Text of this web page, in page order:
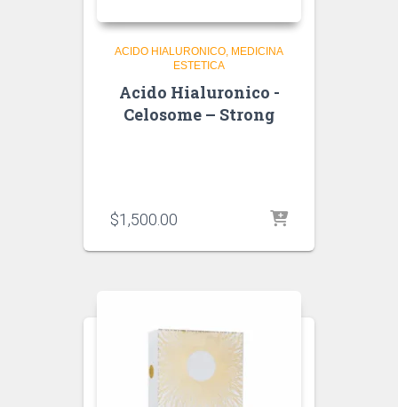
ACIDO HIALURONICO MEDICINA
ESTETICA
Acido Hialuronico -
Celosome – Strong
$1,500.00